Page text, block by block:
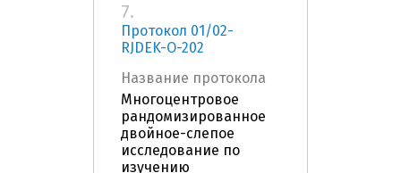
7.
Протокол 01/02-
RJDEK-О-202
Название протокола
Многоцентровое
рандомизированное
двойное-слепое
исследование по
изучению